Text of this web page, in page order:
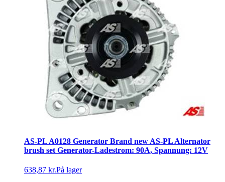
AS-PL A0128 Generator Brand new AS-PL Alternator
brush set Generator-Ladestrom: 90A, Spannung: 12V
638,87 kr.På lager